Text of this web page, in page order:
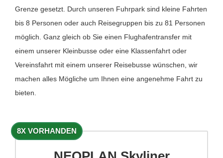
Grenze gesetzt. Durch unseren Fuhrpark sind kleine Fahrten
bis 8 Personen oder auch Reisegruppen bis zu 81 Personen
möglich. Ganz gleich ob Sie einen Flughafentransfer mit
einem unserer Kleinbusse oder eine Klassenfahrt oder
Vereinsfahrt mit einem unserer Reisebusse wünschen, wir
machen alles Mögliche um Ihnen eine angenehme Fahrt zu
bieten.
8X VORHANDEN